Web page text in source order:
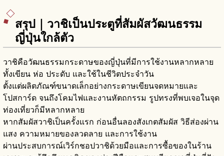
สรุป｜วาชิเป็นประตูที่สัมผัสวัฒนธรรม
ญี่ปุ่นใกล้ตัว
วาชิคือวัฒนธรรมกระดาษของญี่ปุ่นที่มีการใช้งานหลากหลาย
ทั้งเขียน ห่อ ประดับ และใช้ในชีวิตประจำวัน
ตั้งแต่ผลิตภัณฑ์ขนาดเล็กอย่างกระดาษเขียนจดหมายและ
โปสการ์ด จนถึงโคมไฟและงานหัตถกรรม รูปทรงที่พบเจอในจุด
ท่องเที่ยวก็มีหลากหลาย
หากสัมผัสวาชิเป็นครั้งแรก ก่อนอื่นลองสังเกตสัมผัส วิธีส่องผ่าน
แสง ความหมายของลวดลาย และการใช้งาน
ผ่านประสบการณ์เวิร์กชอปวาชิด้วยมือและการซื้อของในร้าน